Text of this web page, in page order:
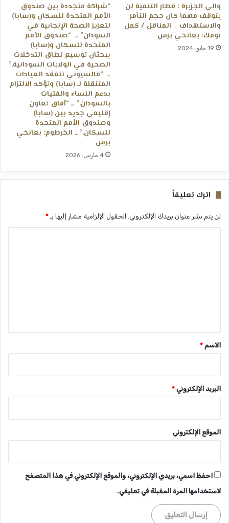
والي الجزيرة : قطار التنمية لن
يتوقف مهما كان حجم التٱمر
والاستهداف _ المناقل / كمل
نومك: بعانخي برس
19 مايو، 2024
“شراكة متجددة بين صندوق
الأمم المتحدة للسكان و(سابا)
لتعزيز الصحة الإنجابية في
السودان” ــ “صندوق الأمم
المتحدة للسكان و(سابا)
يبحثان توسيع نطاق التدخلات
الصحية في الولايات السودانية.”
ــ “فالسيوني تتفقد العيادات
المتنقلة لـ (سابا) وتؤكد الالتزام
بدعم النساء والفتيات
بالسودان.” ــ “آفاق تعاون
إقليمي جديد بين (سابا)
وصندوق الأمم المتحدة
للسكان.” ــ الخرطوم: بعانخي
برس
4 مارس، 2026
اترك تعليقاً
لن يتم نشر عنوان بريدك الإلكتروني. الحقول الإلزامية مشار إليها بـ *
*
الاسم *
البريد الإلكتروني *
الموقع الإلكتروني
احفظ اسمي، بريدي الإلكتروني، والموقع الإلكتروني في هذا المتصفح
لاستخدامها المرة المقبلة في تعليقي.